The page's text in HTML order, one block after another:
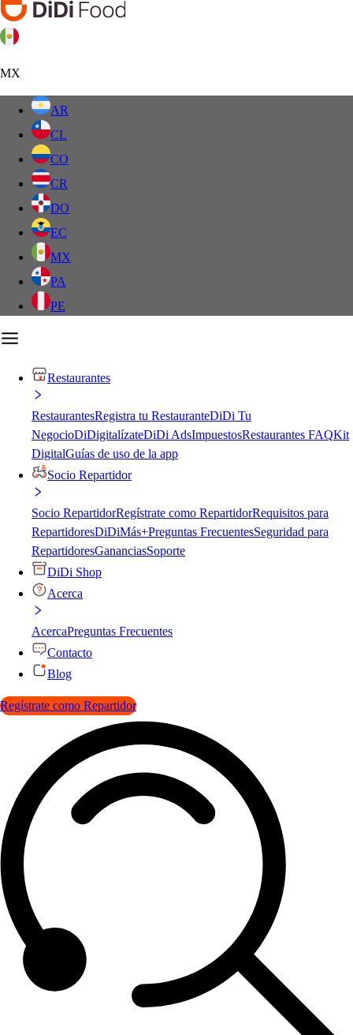
MX
AR
CL
CO
CR
DO
EC
MX
PA
PE
Restaurantes
RestaurantesRegistra tu RestauranteDiDi Tu
NegocioDiDigitalízateDiDi AdsImpuestosRestaurantes FAQKit
DigitalGuías de uso de la app
Socio Repartidor
Socio RepartidorRegístrate como RepartidorRequisitos para
RepartidoresDiDiMás+Preguntas FrecuentesSeguridad para
RepartidoresGananciasSoporte
DiDi Shop
Acerca
AcercaPreguntas Frecuentes
Contacto
Blog
Regístrate como Repartidor